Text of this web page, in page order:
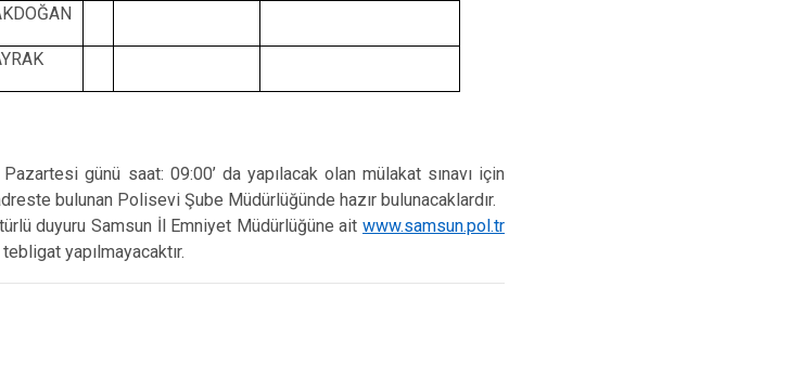
günü saat: 09:00’ da yapılacak olan mülakat sınavı için
bulunan Polisevi Şube Müdürlüğünde hazır bulunacaklardır.
duyuru Samsun İl Emniyet Müdürlüğüne ait www.samsun.pol.tr
yapılmayacaktır.